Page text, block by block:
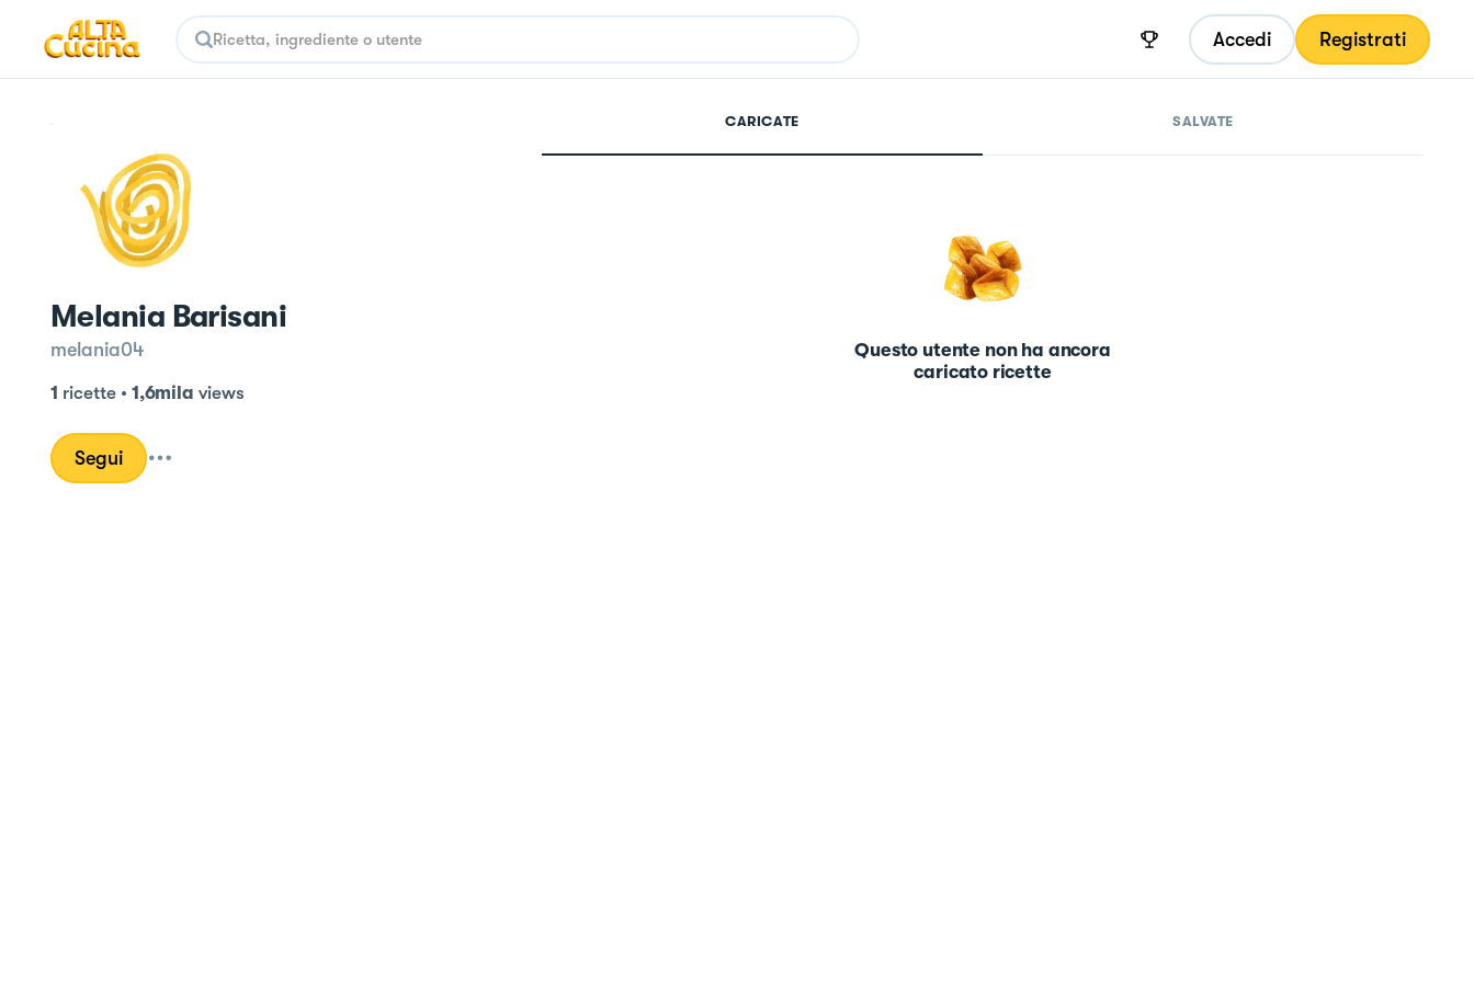
Accedi Registrati
Melania Barisani
melania04
1 ricette• 1,6mila views
Segui
CARICATE SALVATE
Questo utente non ha ancora
caricato ricette